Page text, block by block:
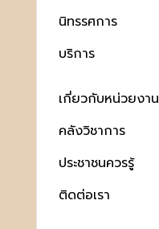
นิทรรศการ
บริการ
เกี่ยวกับหน่วยงาน
คลังวิชาการ
ประชาชนควรรู้
ติดต่อเรา